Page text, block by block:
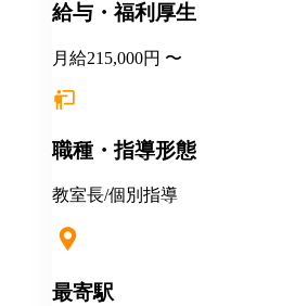
給与・福利厚生
月給215,000円 〜
職種・指導形態
教室長/個別指導
最寄駅